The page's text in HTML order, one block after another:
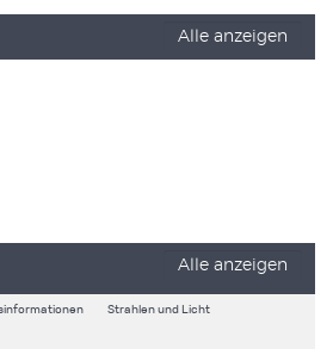
Alle anzeigen
Alle anzeigen
Strahlen und Licht